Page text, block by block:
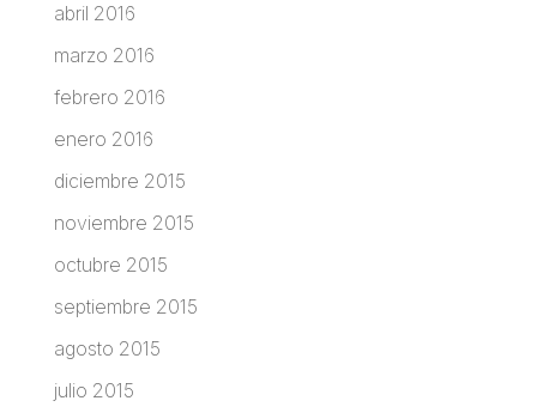
abril 2016
marzo 2016
febrero 2016
enero 2016
diciembre 2015
noviembre 2015
octubre 2015
septiembre 2015
agosto 2015
julio 2015